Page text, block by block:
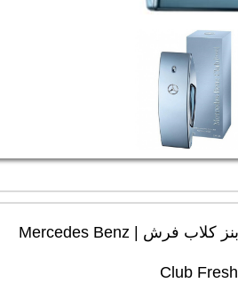
عطر ادکلن مرسدس بنز کلاب فرش | Mercedes Benz
Club Fresh